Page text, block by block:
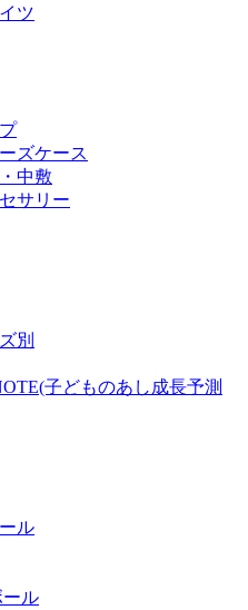
ツ
ズケース
中敷
サリー
別
子どものあし成長予測
ル
ール